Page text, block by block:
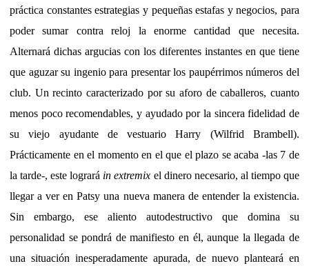
práctica constantes estrategias y pequeñas estafas y negocios, para
poder sumar contra reloj la enorme cantidad que necesita.
Alternará dichas argucias con los diferentes instantes en que tiene
que aguzar su ingenio para presentar los paupérrimos números del
club. Un recinto caracterizado por su aforo de caballeros, cuanto
menos poco recomendables, y ayudado por la sincera fidelidad de
su viejo ayudante de vestuario Harry (Wilfrid Brambell).
Prácticamente en el momento en el que el plazo se acaba -las 7 de
la tarde-, este logrará in extremix el dinero necesario, al tiempo que
llegar a ver en Patsy una nueva manera de entender la existencia.
Sin embargo, ese aliento autodestructivo que domina su
personalidad se pondrá de manifiesto en él, aunque la llegada de
una situación inesperadamente apurada, de nuevo planteará en